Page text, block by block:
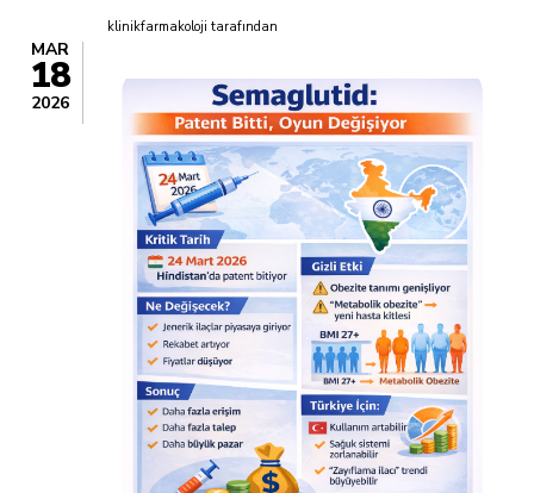
MAR
18
2026
klinikfarmakoloji tarafından